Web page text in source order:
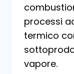
processi
termico
vapore.